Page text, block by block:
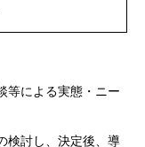
による実態・ニー
検討し、決定後、導